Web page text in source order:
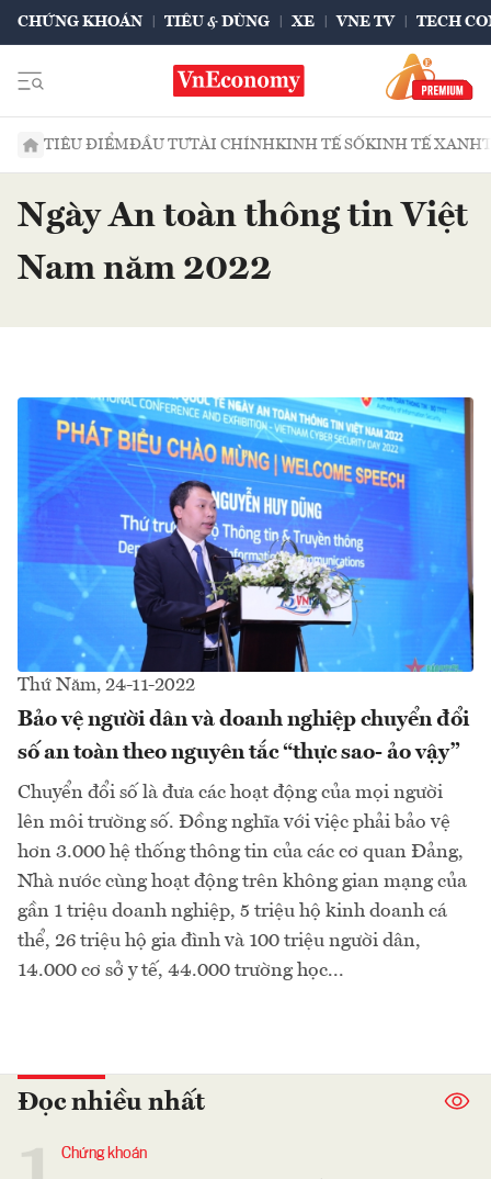
CHỨNG KHOÁN TIÊU & DÙNG XE VNE TV TECH
TIÊU ĐIỂMĐẦU TƯTÀI CHÍNHKINH TẾ SỐKINH TẾ XANH
Ngày An toàn thông tin Việt
Nam năm 2022
Thứ Năm, 24-11-2022
Bảo vệ người dân và doanh nghiệp chuyển đổi
số an toàn theo nguyên tắc “thực sao- ảo vậy”
Chuyển đổi số là đưa các hoạt động của mọi người
lên môi trường số. Đồng nghĩa với việc phải bảo vệ
hơn 3.000 hệ thống thông tin của các cơ quan Đảng,
Nhà nước cùng hoạt động trên không gian mạng của
gần 1 triệu doanh nghiệp, 5 triệu hộ kinh doanh cá
thể, 26 triệu hộ gia đình và 100 triệu người dân,
14.000 cơ sở y tế, 44.000 trường học...
Đọc nhiều nhất
Chứng khoán